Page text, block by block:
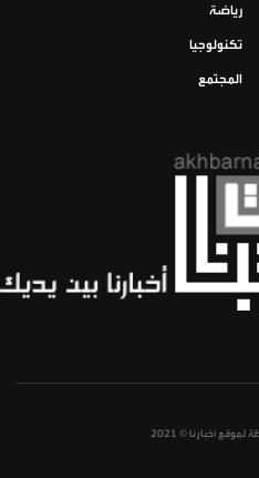
رياضة
تكنولوجيا
المجتمع
أخبارنا © 2021